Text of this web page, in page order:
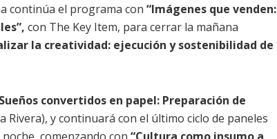
continúa el programa con “Imágenes que venden:
con The Key Item, para cerrar la mañana
la creatividad: ejecución y sostenibilidad de
convertidos en papel: Preparación de
Rivera), y continuará con el último ciclo de paneles